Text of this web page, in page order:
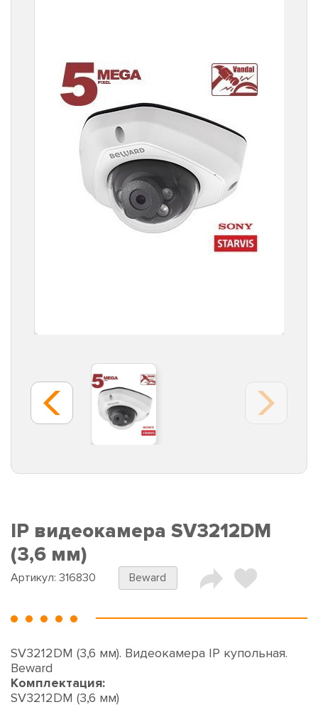
IP видеокамера SV3212DM
(3,6 мм)
Артикул: 316830 Beward
SV3212DM (3,6 мм). Видеокамера IP купольная.
Beward
Комплектация:
SV3212DM (3,6 мм)